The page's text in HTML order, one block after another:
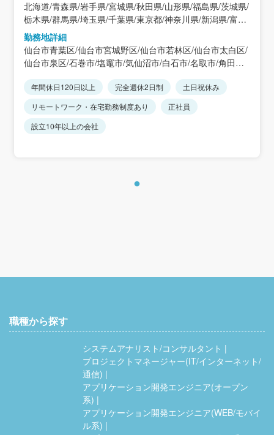
北海道/青森県/岩手県/宮城県/秋田県/山形県/福島県/茨城県/
栃木県/群馬県/埼玉県/千葉県/東京都/神奈川県/新潟県/富山
県/石川県/福井県/山梨県/長野県/岐阜県/静岡県/愛知県/三重
県/滋賀県/京都府/大阪府/兵庫県/奈良県/和歌山県/鳥取県/島
根県/岡山県/広島県/山口県/徳島県/香川県/愛媛県/高知県/福
岡県/佐賀県/長崎県/熊本県/大分県/宮崎県/鹿児島県/沖縄県
勤務地詳細
仙台市青葉区/仙台市宮城野区/仙台市若林区/仙台市太白区/
仙台市泉区/石巻市/塩竈市/気仙沼市/白石市/名取市/角田市/
ヶ宿町/大河原町/村田町/柴田町/川崎町/丸森町/亘理町/山元
町/松島町/七ヶ浜町/利府町/大和町/大郷町/富谷市/大衡村/色
麻町/加美町/涌谷町/美里町/女川町/南三陸町/東京２３区/東
京２３区以外/青森県/秋田県/岩手県/山形県/福島県/その他/
取県/島根県/岡山県/広島県/山口県/徳島県/香川県/愛媛県/高
年間休日120日以上 完全週休2日制
土日祝休み
リモートワーク・在宅勤務制度あり
正社員
設立10年以上の会社
職種から探す
システムアナリスト/コンサルタント
プロジェクトマネージャー(IT/インターネット/
通信)
アプリケーション開発エンジニア(オープン
系)
アプリケーション開発エンジニア(WEB/モバイ
ル系)